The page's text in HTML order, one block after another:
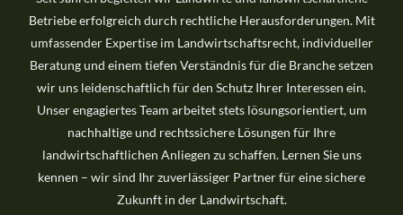
Betriebe erfolgreich durch rechtliche Herausforderungen. Mit
umfassender Expertise im Landwirtschaftsrecht, individueller
Beratung und einem tiefen Verständnis für die Branche setzen
wir uns leidenschaftlich für den Schutz Ihrer Interessen ein.
Unser engagiertes Team arbeitet stets lösungsorientiert, um
nachhaltige und rechtssichere Lösungen für Ihre
landwirtschaftlichen Anliegen zu schaffen. Lernen Sie uns
kennen – wir sind Ihr zuverlässiger Partner für eine sichere
Zukunft in der Landwirtschaft.